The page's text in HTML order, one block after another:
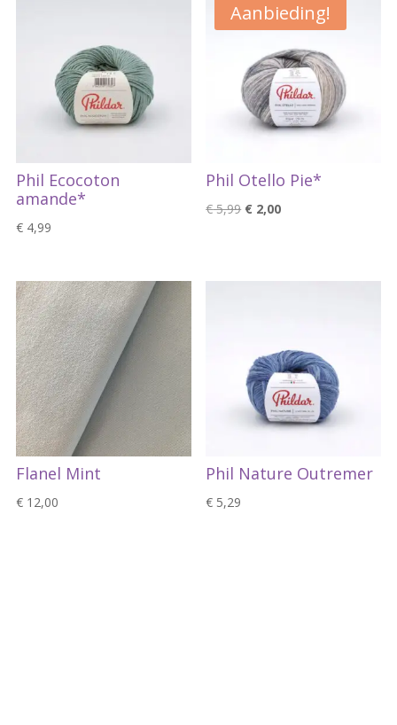
Phil Ecocoton
amande*
€4,99
Aanbieding!
Phil Otello Pie*
€5,99 Oorspronkelijke
€ 2,00Huidige
€ 2,00.
Flanel Mint
€12,00
Phil Nature Outremer
€ 5,29